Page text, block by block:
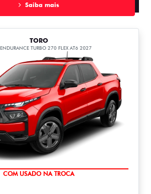
Saiba mais
TORO
TURBO 270 FLEX AT6 2027
OPORTUNIDADE